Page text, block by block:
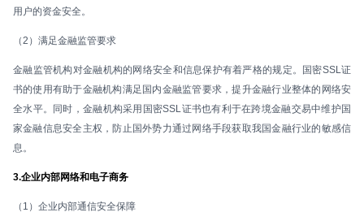
用户的资金安全。
（2）满足金融监管要求
金融监管机构对金融机构的网络安全和信息保护有着严格的规定。国密SSL证
书的使用有助于金融机构满足国内金融监管要求，提升金融行业整体的网络安
全水平。同时，金融机构采用国密SSL证书也有利于在跨境金融交易中维护国
家金融信息安全主权，防止国外势力通过网络手段获取我国金融行业的敏感信
息。
3.企业内部网络和电子商务
（1）企业内部通信安全保障